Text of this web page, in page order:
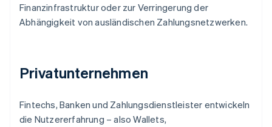
Finanzinfrastruktur oder zur Verringerung der
Abhängigkeit von ausländischen Zahlungsnetzwerken.
Privatunternehmen
Fintechs, Banken und Zahlungsdienstleister entwickeln
die Nutzererfahrung – also Wallets,